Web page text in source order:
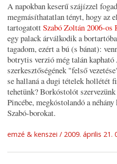
A napokban keserű szájízzel
megmásíthatatlan tényt, hogy az
tartogatottSzabó Zoltán 2006-
egy palack árválkodik a
tagadom, ezért a bú (s bánat):
botrytis verzió még talán
szerkesztőségének "felső
se hallaná a dugi tételek hollétét
tehetünk? Borkóstolót
Pincébe, megkóstolandó a
Szabó-borokat.
emzé & kenszei 2009. április 21.